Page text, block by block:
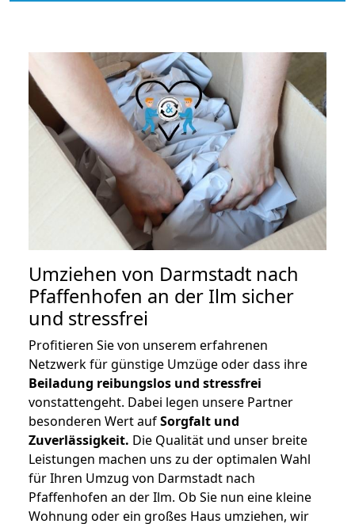
Umziehen von Darmstadt nach
Pfaffenhofen an der Ilm sicher
und stressfrei
Profitieren Sie von unserem erfahrenen
Netzwerk für günstige Umzüge oder dass ihre
Beiladung reibungslos und stressfrei
vonstattengeht. Dabei legen unsere Partner
besonderen Wert aufSorgfalt und
Zuverlässigkeit. Die Qualität und unser breite
Leistungen machen uns zu der optimalen Wahl
für Ihren Umzug von Darmstadt nach
Pfaffenhofen an der Ilm. Ob Sie nun eine kleine
Wohnung oder ein großes Haus umziehen, wir